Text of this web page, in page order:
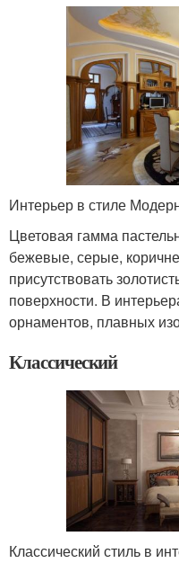
Интерьер в стиле
Цветовая гамма
бежевые, серые,
присутствовать
поверхности. В
орнаментов, плавных
Классический
Классический стиль в